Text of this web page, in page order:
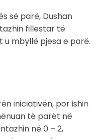
së parë, Dushan
fillestar të
mbyllë pjesa e parë.
iniciativën, por ishin
të parët në
në 0 – 2,